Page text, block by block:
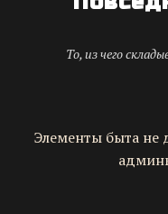
То, из чего
Элементы быта не